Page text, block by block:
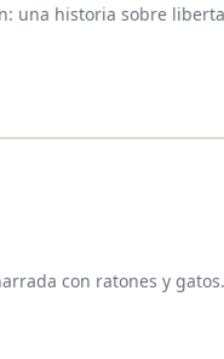
una historia sobre
con ratones y